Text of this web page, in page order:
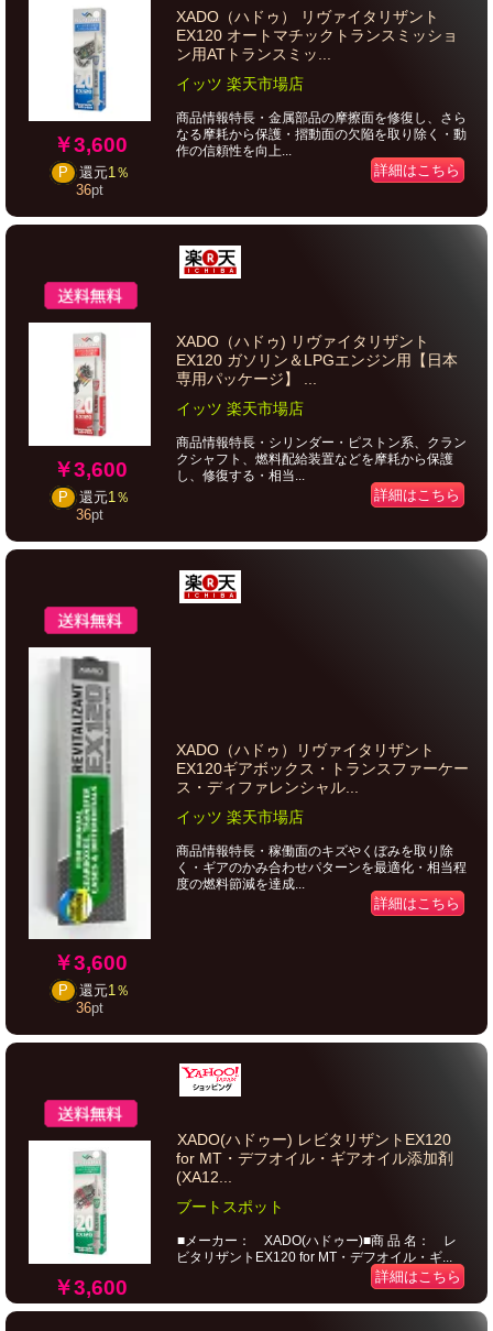
￥3,600
P 還元1％
36pt
XADO（ハドゥ） リヴァイタリザント
EX120 オートマチックトランスミッショ
ン用ATトランスミッ...
イッツ 楽天市場店
商品情報特長・金属部品の摩擦面を修復し、さら
なる摩耗から保護・摺動面の欠陥を取り除く・動
作の信頼性を向上...
詳細はこちら
￥3,600
P 還元1％
36pt
XADO（ハドゥ) リヴァイタリザント
EX120 ガソリン＆LPGエンジン用【日本
専用パッケージ】 ...
イッツ 楽天市場店
商品情報特長・シリンダー・ピストン系、クラン
クシャフト、燃料配給装置などを摩耗から保護
し、修復する・相当...
詳細はこちら
￥3,600
P 還元1％
36pt
XADO（ハドゥ）リヴァイタリザント
EX120ギアボックス・トランスファーケー
ス・ディファレンシャル...
イッツ 楽天市場店
商品情報特長・稼働面のキズやくぼみを取り除
く・ギアのかみ合わせパターンを最適化・相当程
度の燃料節減を達成...
詳細はこちら
￥3,600
XADO(ハドゥー) レビタリザントEX120
for MT・デフオイル・ギアオイル添加剤
(XA12...
ブートスポット
■メーカー： XADO(ハドゥー)■商 品 名： レ
ビタリザントEX120 for MT・デフオイル・ギ...
詳細はこちら